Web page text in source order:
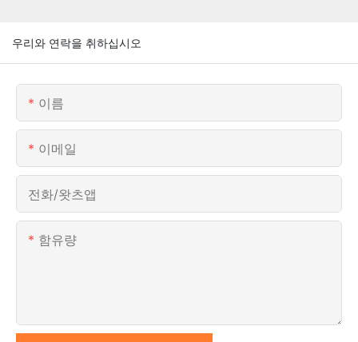
우리와 연락을 취하십시오
이름
이메일
전화/왓츠앱
함유량